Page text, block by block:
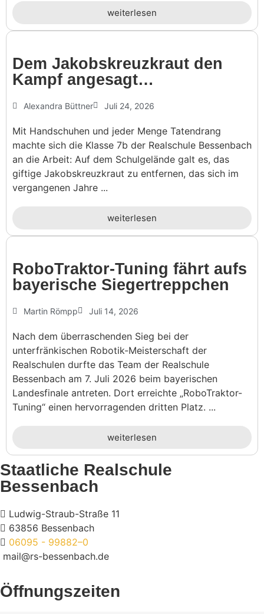
weiterlesen
Dem Jakobs­kreuz­kraut den
Kampf angesagt…
Alexandra Büttner Juli 24, 2026
Mit Handschuhen und jeder Menge Tatendrang
machte sich die Klasse 7b der Realschule Bessenbach
an die Arbeit: Auf dem Schulgelände galt es, das
giftige Jakobskreuzkraut zu entfernen, das sich im
vergangenen Jahre ...
weiterlesen
Robo­Traktor-Tuning fährt aufs
baye­ri­sche Siegertreppchen
Martin Römpp Juli 14, 2026
Nach dem überraschenden Sieg bei der
unterfränkischen Robotik-Meisterschaft der
Realschulen durfte das Team der Realschule
Bessenbach am 7. Juli 2026 beim bayerischen
Landesfinale antreten. Dort erreichte „RoboTraktor-
Tuning“ einen hervorragenden dritten Platz. ...
weiterlesen
Staatliche Realschule
Bessenbach
Ludwig-Straub-Straße 11
63856 Bessenbach
06095 - 99882–0
mail@rs-bessenbach.de
Öffnungszeiten